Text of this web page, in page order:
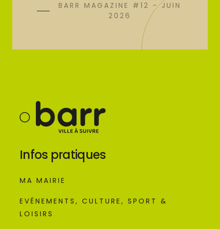
BARR MAGAZINE #12 - JUIN
2026
Infos pratiques
MA MAIRIE
EVÉNEMENTS, CULTURE, SPORT &
LOISIRS